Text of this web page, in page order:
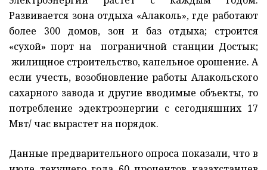
Развивается зона отдыха «Алаколь», где работают
более 300 домов, зон и баз отдыха; строится
«сухой» порт на пограничной станции Достык;
жилищное строительство, капельное орошение. А
если учесть, возобновление работы Алакольского
сахарного завода и другие вводимые объекты, то
потребление эдектроэнергии с сегодняшних 17
Мвт/ час вырастет на порядок.
Данные предварительного опроса показали, что в